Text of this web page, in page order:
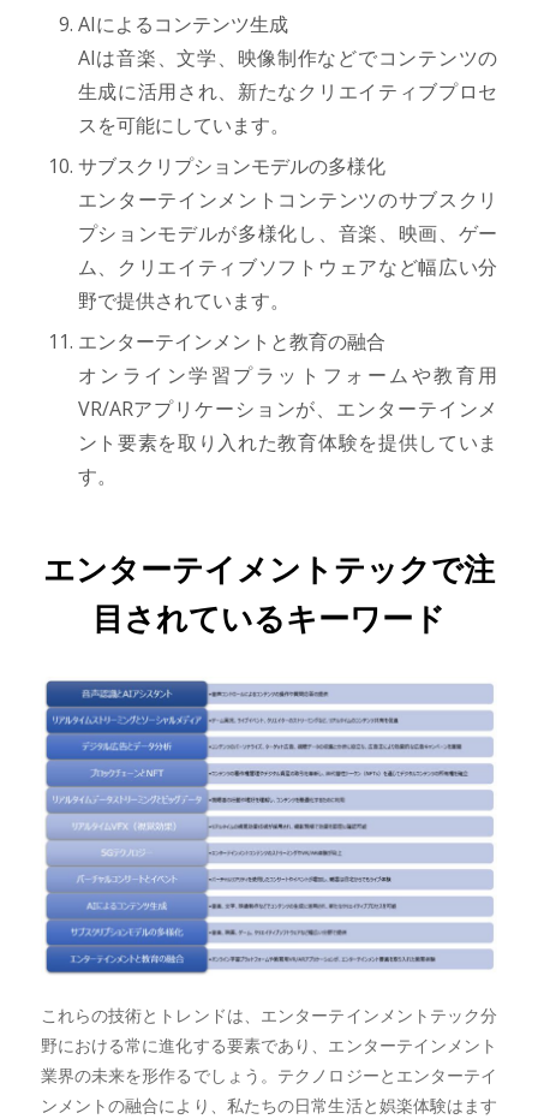
AIによるコンテンツ生成
AIは音楽、文学、映像制作などでコンテンツの
生成に活用され、新たなクリエイティブプロセ
スを可能にしています。
サブスクリプションモデルの多様化
エンターテインメントコンテンツのサブスクリ
プションモデルが多様化し、音楽、映画、ゲー
ム、クリエイティブソフトウェアなど幅広い分
野で提供されています。
エンターテインメントと教育の融合
オンライン学習プラットフォームや教育用
VR/ARアプリケーションが、エンターテインメ
ント要素を取り入れた教育体験を提供していま
す。
エンターテイメントテックで注
目されているキーワード
これらの技術とトレンドは、エンターテインメントテック分
野における常に進化する要素であり、エンターテインメント
業界の未来を形作るでしょう。テクノロジーとエンターテイ
ンメントの融合により、私たちの日常生活と娯楽体験はます